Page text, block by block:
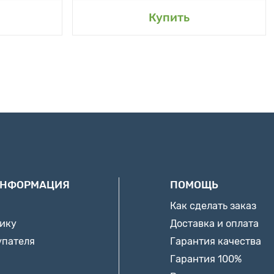
Купить
ПОМОЩЬ
Как сделать заказ
Доставка и оплата
Гарантия качества
Гарантия 100%